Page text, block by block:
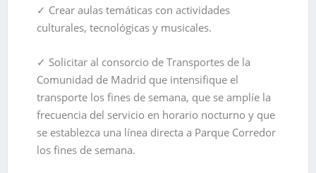
✓ Crear aulas temáticas con actividades
culturales, tecnológicas y musicales.
✓ Solicitar al consorcio de Transportes de la
Comunidad de Madrid que intensifique el
transporte los fines de semana, que se amplíe la
frecuencia del servicio en horario nocturno y que
se establezca una línea directa a Parque Corredor
los fines de semana.